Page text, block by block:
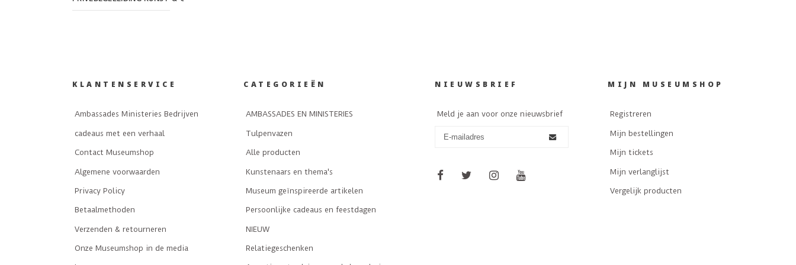
KLANTENSERVICE
Ambassades Ministeries Bedrijven
cadeaus met een verhaal
Contact Museumshop
Algemene voorwaarden
Privacy Policy
Betaalmethoden
Verzenden & retourneren
Onze Museumshop in de media
CATEGORIEËN
AMBASSADES EN MINISTERIES
Tulpenvazen
Alle producten
Kunstenaars en thema's
Museum geïnspireerde artikelen
Persoonlijke cadeaus en feestdagen
NIEUW
Relatiegeschenken
NIEUWSBRIEF
Meld je aan voor onze nieuwsbrief
MIJN MUSEUMSHOP
Registreren
Mijn bestellingen
Mijn tickets
Mijn verlanglijst
Vergelijk producten